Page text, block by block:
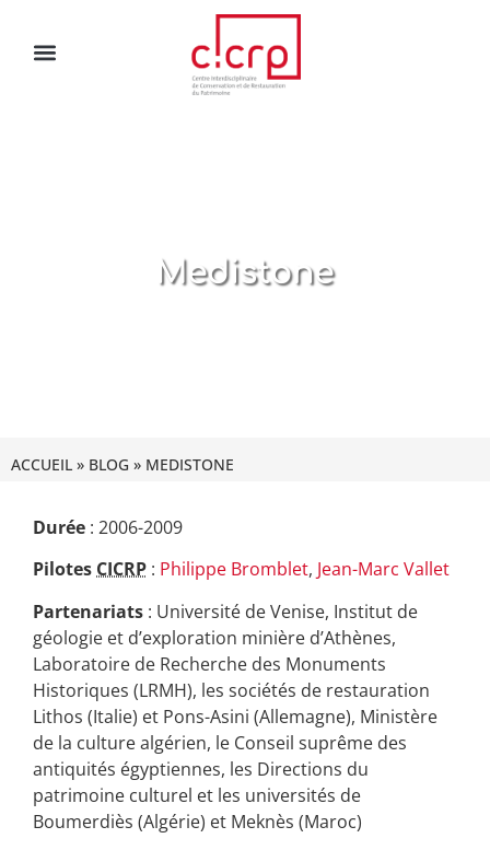
Medistone
ACCUEIL » BLOG » MEDISTONE
Durée : 2006-2009
Pilotes CICRP : Philippe Bromblet, Jean-Marc Vallet
Partenariats : Université de Venise, Institut de
géologie et d’exploration minière d’Athènes,
Laboratoire de Recherche des Monuments
Historiques (LRMH), les sociétés de restauration
Lithos (Italie) et Pons-Asini (Allemagne), Ministère
de la culture algérien, le Conseil suprême des
antiquités égyptiennes, les Directions du
patrimoine culturel et les universités de
Boumerdiès (Algérie) et Meknès (Maroc)